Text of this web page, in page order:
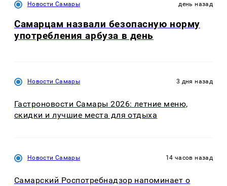
Новости Самары день назад
Самарцам назвали безопасную норму
употребления арбуза в день
Новости Самары 3 дня назад
Гастроновости Самары 2026: летние меню,
скидки и лучшие места для отдыха
Новости Самары 14 часов назад
Самарский Роспотребнадзор напоминает о